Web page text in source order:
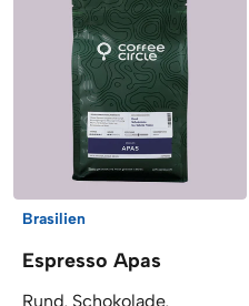
Brasilien
Espresso Apas
Rund, Schokolade,